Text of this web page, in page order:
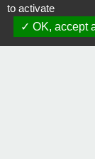
to activate
OK, accept